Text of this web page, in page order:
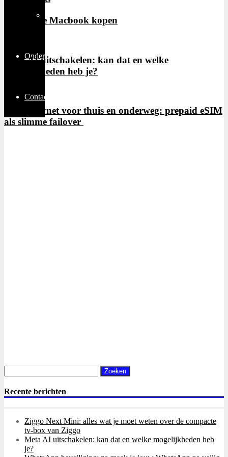
Thuiswerken
Ondernemen
Contact
Goedkope Macbook kopen
Meta AI uitschakelen: kan dat en welke
mogelijkheden heb je?
Noodinternet voor thuis en onderweg: prepaid eSIM
als slimme failover
naar:
Recente berichten
Ziggo Next Mini: alles wat je moet weten over de compacte
tv-box van Ziggo
Meta AI uitschakelen: kan dat en welke mogelijkheden heb
je?